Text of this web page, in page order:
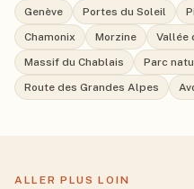
Genève Portes du Soleil
Chamonix
Morzine Vallée
Massif du Chablais
Parc
Route des Grandes Alpes
ALLER PLUS LOIN